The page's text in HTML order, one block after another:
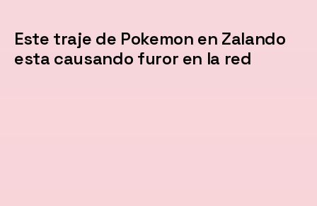
Este traje de Pokemon en Zalando
esta causando furor en la red